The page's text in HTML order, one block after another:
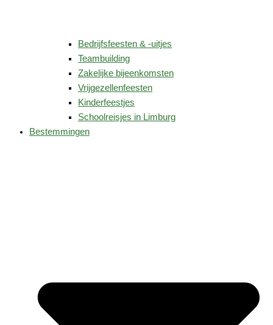
Bedrijfsfeesten & -uitjes
Teambuilding
Zakelijke bijeenkomsten
Vrijgezellenfeesten
Kinderfeestjes
Schoolreisjes in Limburg
Bestemmingen